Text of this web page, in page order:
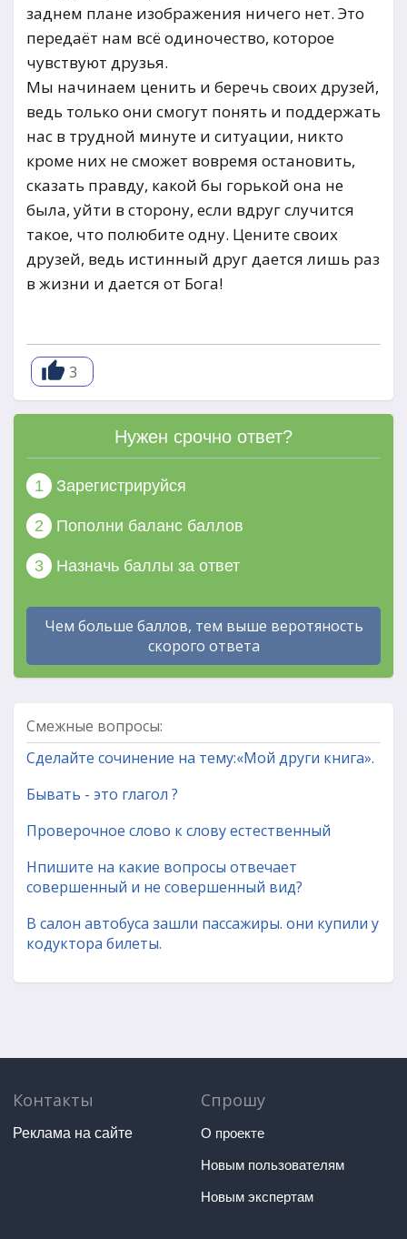
заднем плане изображения ничего нет. Это
передаёт нам всё одиночество, которое
чувствуют друзья.
Мы начинаем ценить и беречь своих друзей,
ведь только они смогут понять и поддержать
нас в трудной минуте и ситуации, никто
кроме них не сможет вовремя остановить,
сказать правду, какой бы горькой она не
была, уйти в сторону, если вдруг случится
такое, что полюбите одну. Цените своих
друзей, ведь истинный друг дается лишь раз
в жизни и дается от Бога!
3
Нужен срочно ответ?
1 Зарегистрируйся
2 Пополни баланс баллов
3 Назначь баллы за ответ
Чем больше баллов, тем выше веротяность
скорого ответа
Смежные вопросы:
Сделайте сочинение на тему:«Мой други книга».
Бывать - это глагол ?
Проверочное слово к слову естественный
Нпишите на какие вопросы отвечает
совершенный и не совершенный вид?
В салон автобуса зашли пассажиры. они купили у
кодуктора билеты.
Контакты
Реклама на сайте
Спрошу
О проекте
Новым пользователям
Новым экспертам